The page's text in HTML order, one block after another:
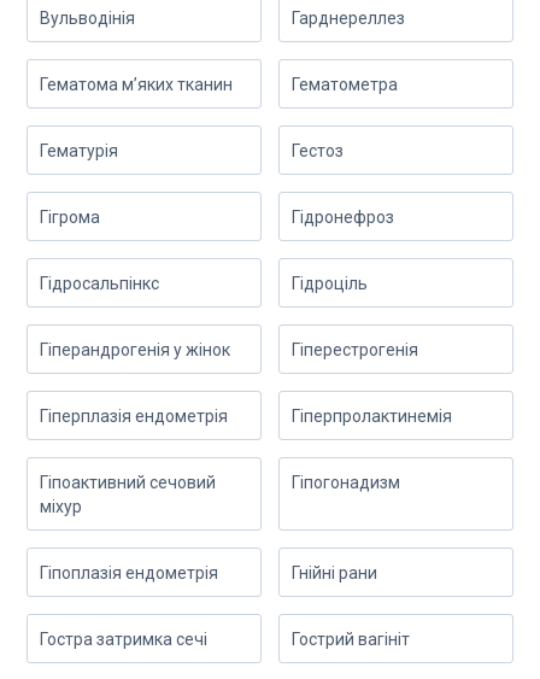
Вульводінія Гарднереллез
Гематома м’яких тканин Гематометра
Гематурія Гестоз
Гігрома Гідронефроз
Гідросальпінкс Гідроціль
Гіперандрогенія у жінок Гіперестрогенія
Гіперплазія ендометрія Гіперпролактинемія
Гіпоактивний сечовий
міхур
Гіпогонадизм
Гіпоплазія ендометрія Гнійні рани
Гостра затримка сечі Гострий вагініт